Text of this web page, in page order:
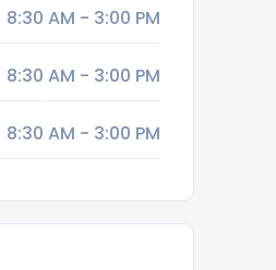
8:30 AM - 3:00 PM
8:30 AM - 3:00 PM
8:30 AM - 3:00 PM